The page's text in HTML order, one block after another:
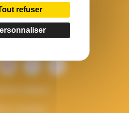
refuser
CS 34023
Nantes Cedex 1
02 51 25 08 50